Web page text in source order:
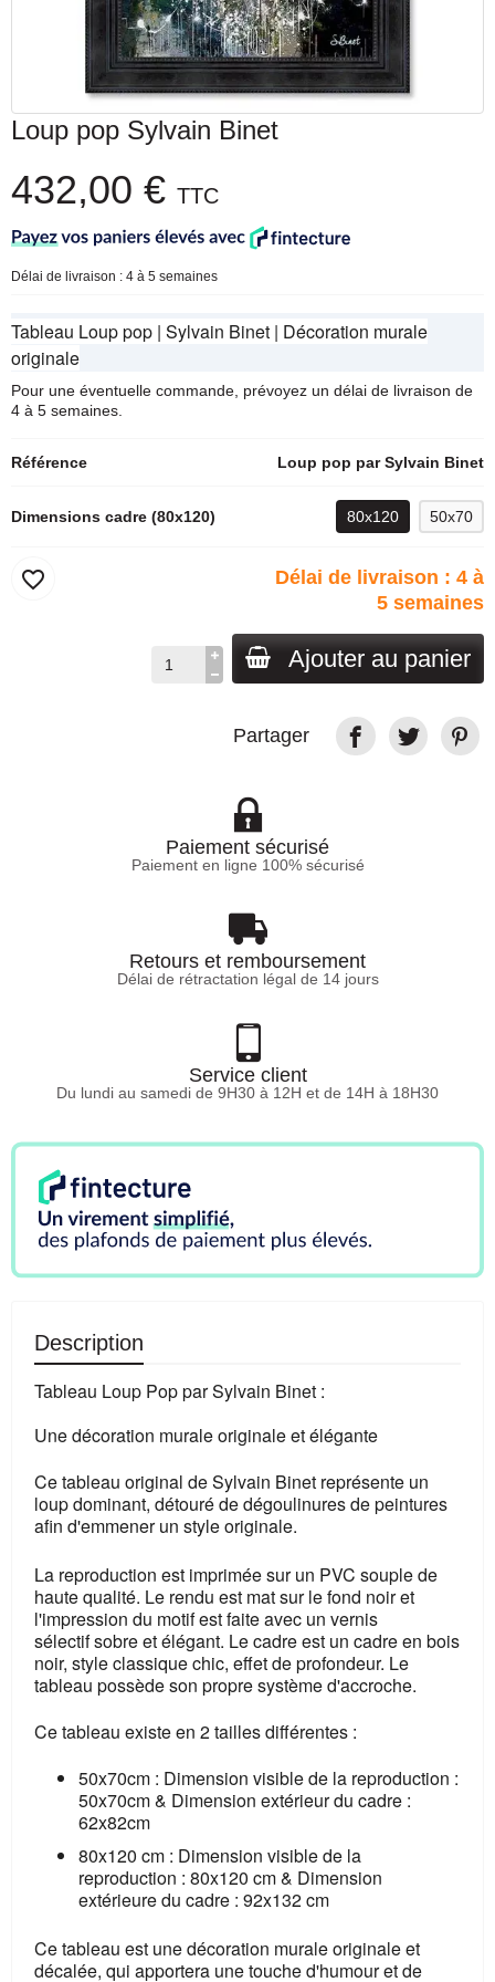
Loup pop Sylvain Binet
432,00 € TTC
Délai de livraison : 4 à 5 semaines
Tableau Loup pop | Sylvain Binet | Décoration murale
originale
Pour une éventuelle commande, prévoyez un délai de livraison de
4 à 5 semaines.
Référence Loup pop par Sylvain Binet
Dimensions cadre (80x120) 80x120 50x70
Délai de livraison : 4 à
5 semaines
Ajouter au panier
favorite_border
Partager
Paiement sécurisé
Paiement en ligne 100% sécurisé
Retours et remboursement
Délai de rétractation légal de 14 jours
Service client
Du lundi au samedi de 9H30 à 12H et de 14H à 18H30
Description
Tableau Loup Pop par Sylvain Binet :
Une décoration murale originale et élégante
Ce tableau original de Sylvain Binet représente un
loup dominant, détouré de dégoulinures de peintures
afin d'emmener un style originale.
La reproduction est imprimée sur un PVC souple de
haute qualité. Le rendu est mat sur le fond noir et
l'impression du motif est faite avec un vernis
sélectifsobre et élégant. Le cadre est un cadre en bois
noir, style classique chic, effet de profondeur. Le
tableau possède son propre système d'accroche.
Ce tableau existe en 2 tailles différentes :
50x70cm : Dimension visible de la reproduction :
50x70cm & Dimension extérieur du cadre :
62x82cm
80x120 cm : Dimension visible de la
reproduction : 80x120 cm & Dimension
extérieure du cadre : 92x132 cm
Ce tableau est une décoration murale originale et
décalée, qui apportera une touche d'humour et de